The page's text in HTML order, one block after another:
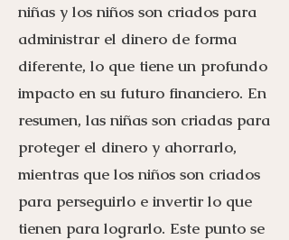
niñas y los niños son criados para
administrar el dinero de forma
diferente, lo que tiene un profundo
impacto en su futuro financiero. En
resumen, las niñas son criadas para
proteger el dinero y ahorrarlo,
mientras que los niños son criados
para perseguirlo e invertir lo que
tienen para lograrlo. Este punto se